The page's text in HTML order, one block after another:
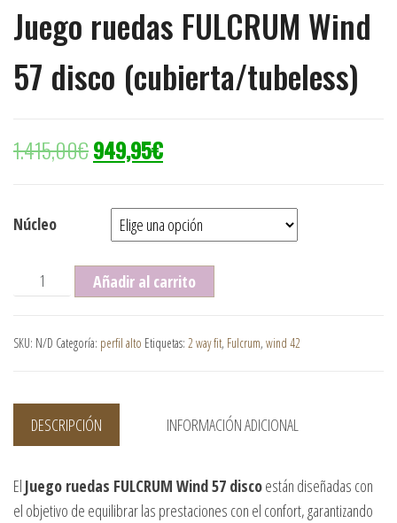
Juego ruedas FULCRUM Wind
57 disco (cubierta/tubeless)
1.415,00€949,95€
Núcleo
Juego ruedas FULCRUM Wind 57 disco (cubierta/tubeless)
Añadir al carrito
SKU: N/D Categoría: perfil alto Etiquetas: 2 way fit, Fulcrum, wind 42
DESCRIPCIÓN INFORMACIÓN ADICIONAL
El Juego ruedas FULCRUM Wind 57 discoestán diseñadas con
el objetivo de equilibrar las prestaciones con el confort, garantizando